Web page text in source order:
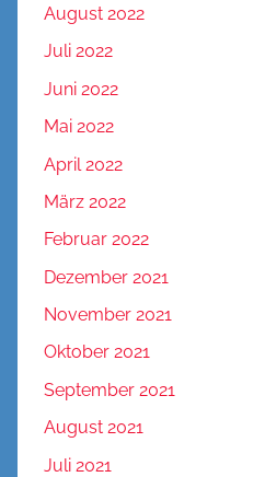
August 2022
Juli 2022
Juni 2022
Mai 2022
April 2022
März 2022
Februar 2022
Dezember 2021
November 2021
Oktober 2021
September 2021
August 2021
Juli 2021